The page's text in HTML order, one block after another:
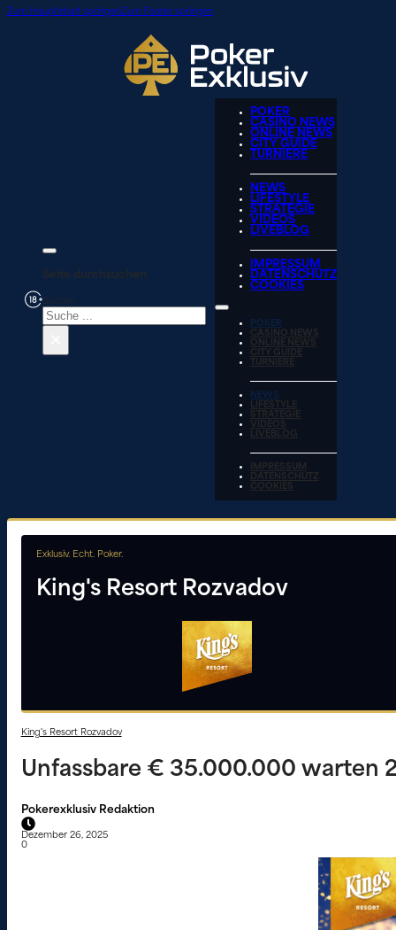
Zum Hauptinhalt springenZum Footer springen
Seite durchsuchen
POKER
CASINO NEWS
ONLINE NEWS
CITY GUIDE
TURNIERE
NEWS
LIFESTYLE
STRATEGIE
VIDEOS
LIVEBLOG
IMPRESSUM
DATENSCHUTZ
COOKIES
POKER
CASINO NEWS
ONLINE NEWS
CITY GUIDE
TURNIERE
NEWS
LIFESTYLE
STRATEGIE
VIDEOS
LIVEBLOG
IMPRESSUM
DATENSCHUTZ
COOKIES
Exklusiv. Echt. Poker.
King's Resort Rozvadov
King's Resort Rozvadov
Unfassbare € 35.000.000 warten
Pokerexklusiv Redaktion
Dezember 26, 2025
0